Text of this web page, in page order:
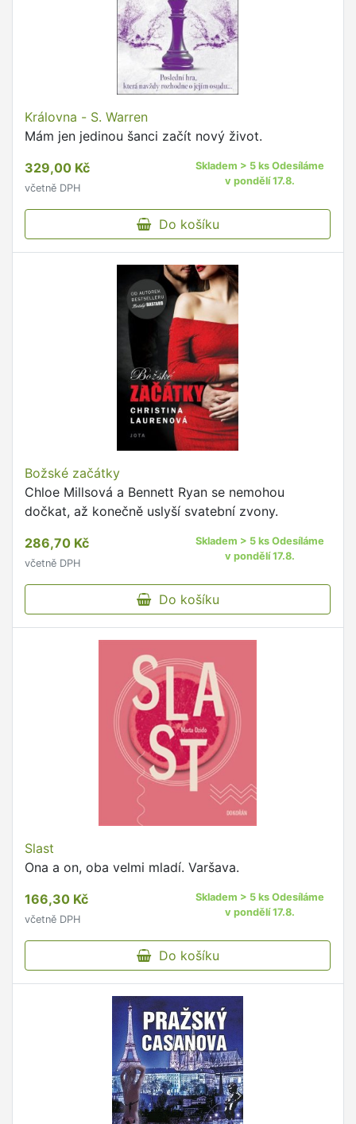
Královna - S. Warren
Mám jen jedinou šanci začít nový život.
329,00 Kč
včetně DPH
Skladem > 5 ks Odesíláme
v pondělí 17.8.
Do košíku
Božské začátky
Chloe Millsová a Bennett Ryan se nemohou
dočkat, až konečně uslyší svatební zvony.
286,70 Kč
včetně DPH
Skladem > 5 ks Odesíláme
v pondělí 17.8.
Do košíku
Slast
Ona a on, oba velmi mladí. Varšava.
166,30 Kč
včetně DPH
Skladem > 5 ks Odesíláme
v pondělí 17.8.
Do košíku